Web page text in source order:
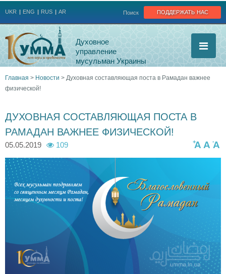
поддержать нас
Поиск
UKR ENG RUS AR
Духовное
управление
мусульман Украины
Вы
здесь
Главная > Новости > Духовная составляющая поста в Рамадан важнее
физической!
ДУХОВНАЯ СОСТАВЛЯЮЩАЯ ПОСТА В
РАМАДАН ВАЖНЕЕ ФИЗИЧЕСКОЙ!
05.05.2019 109 -A
A
+A
u
m
a